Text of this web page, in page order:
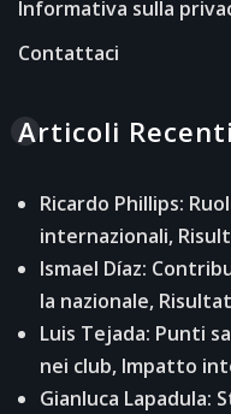
Informativa sulla
Contattaci
Articoli Recenti
Ricardo Phillips:
internazionali,
Ismael Díaz:
la nazionale,
Luis Tejada: Punti
nei club, Impatto
Gianluca Lapadula: